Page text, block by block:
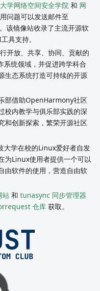
学网络空间安全学院 和 网
问题可以发送邮件至
该镜像站收录了主流开源软
具支持。
开放、共享、协同、贡献的
统领域，并促进跨学科合
生态系统打造可持续的开源
部借助OpenHarmony社区
校内教学与俱乐部实践的深
和创新探索，繁荣开源社区
大学在校的Linux爱好者自发
为Linux使用者提供一个可以
由软件的使用，营造自由软
站 和 tunasync 同步管理器
仓库 获取。